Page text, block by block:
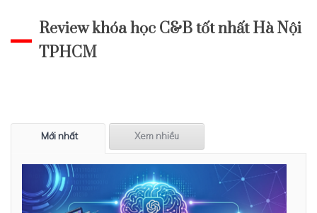
Review khóa học C&B tốt nhất Hà Nội
TPHCM
Mới nhất Xem nhiều